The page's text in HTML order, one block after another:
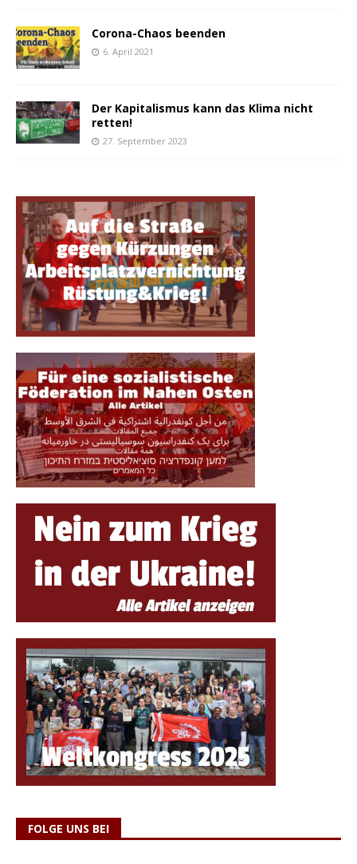
Corona-Chaos beenden
6. April 2021
Der Kapitalismus kann das Klima nicht
retten!
27. September 2023
FOLGE UNS BEI